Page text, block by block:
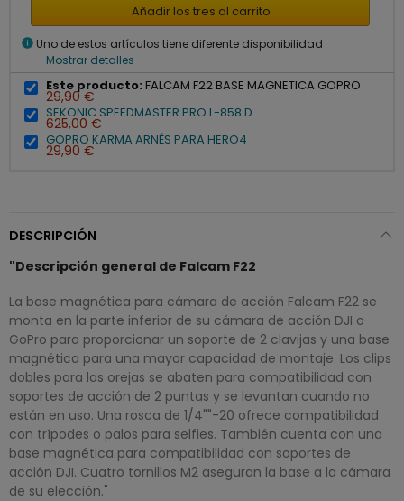
Añadir los tres al carrito
info Uno de estos artículos tiene diferente disponibilidad
Mostrar detalles
Este producto: FALCAM F22 BASE MAGNETICA GOPRO
29,90 €
SEKONIC SPEEDMASTER PRO L-858 D
625,00 €
GOPRO KARMA ARNÉS PARA HERO4
29,90 €
DESCRIPCIÓN
"Descripción general de Falcam F22
La base magnética para cámara de acción Falcam F22 se
monta en la parte inferior de su cámara de acción DJI o
GoPro para proporcionar un soporte de 2 clavijas y una base
magnética para una mayor capacidad de montaje. Los clips
dobles para las orejas se abaten para compatibilidad con
soportes de acción de 2 puntas y se levantan cuando no
están en uso. Una rosca de 1/4""-20 ofrece compatibilidad
con trípodes o palos para selfies. También cuenta con una
base magnética para compatibilidad con soportes de
acción DJI. Cuatro tornillos M2 aseguran la base a la cámara
de su elección."